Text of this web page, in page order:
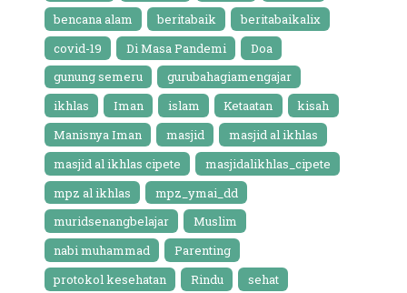
bencana alam
beritabaik
beritabaikalix
covid-19
Di Masa Pandemi
Doa
gunung semeru
gurubahagiamengajar
ikhlas
Iman islam Ketaatan
kisah
Manisnya Iman
masjid
masjid al ikhlas
masjid al ikhlas cipete
masjidalikhlas_cipete
mpz al ikhlas
mpz_ymai_dd
muridsenangbelajar
Muslim
nabi muhammad
Parenting
protokol kesehatan
Rindu
sehat